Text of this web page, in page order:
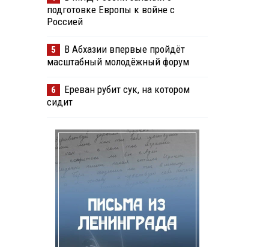
подготовке Европы к войне с
Россией
5
В Абхазии впервые пройдёт
масштабный молодёжный форум
6
Ереван рубит сук, на котором
сидит